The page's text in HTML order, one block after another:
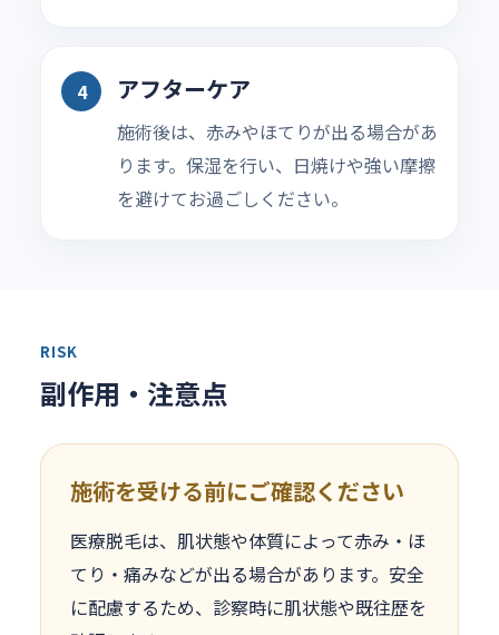
アフターケア
施術後は、赤みやほてりが出る場合があ
ります。保湿を行い、日焼けや強い摩擦
を避けてお過ごしください。
RISK
副作用・注意点
施術を受ける前にご確認ください
医療脱毛は、肌状態や体質によって赤み・ほ
てり・痛みなどが出る場合があります。安全
に配慮するため、診察時に肌状態や既往歴を